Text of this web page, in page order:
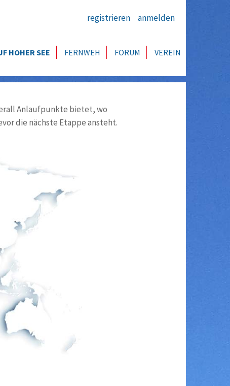
registrieren anmelden
HOHER SEE FERNWEH FORUM VEREIN
Anlaufpunkte bietet, wo
die nächste Etappe ansteht.